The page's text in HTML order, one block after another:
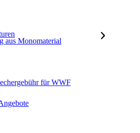
aus Monomaterial
für WWF